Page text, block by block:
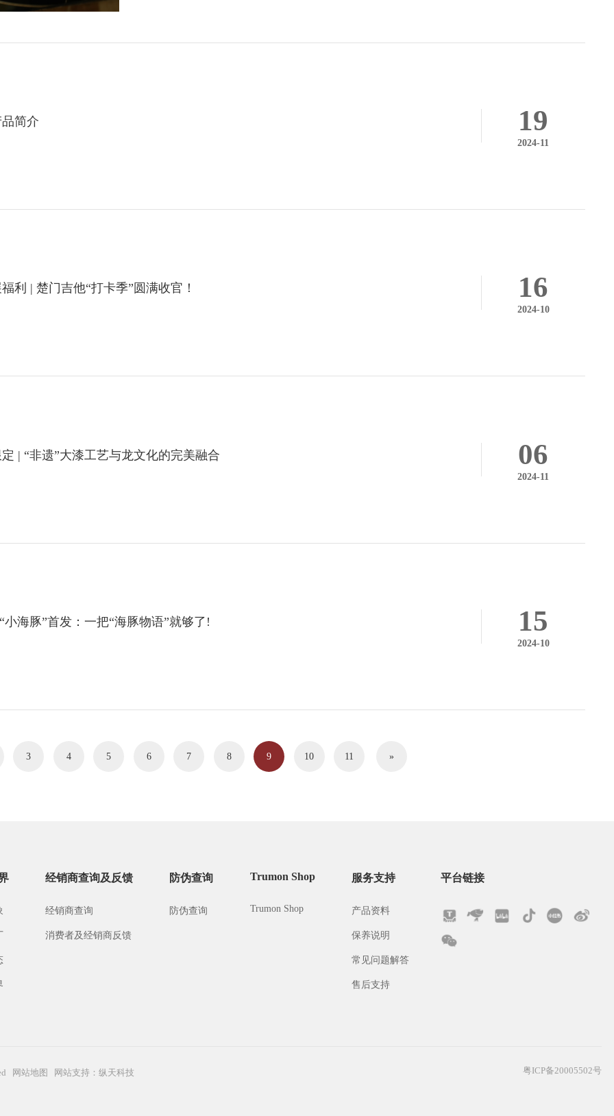
简介 19
2024-11
利 | 楚门吉他“打卡季”圆满收官！ 16
2024-10
| “非遗”大漆工艺与龙文化的完美融合 06
2024-11
小海豚”首发：一把“海豚物语”就够了! 15
2024-10
3 4 5 6 7 8 9 10 11 »
经销商查询及反馈
经销商查询
消费者及经销商反馈
防伪查询
防伪查询
Trumon Shop
Trumon Shop
服务支持
产品资料
保养说明
常见问题解答
售后支持
平台链接
网站地图 网站支持：纵天科技 粤ICP备20005502号